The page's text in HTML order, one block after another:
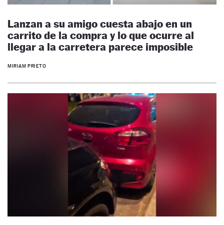
Lanzan a su amigo cuesta abajo en un
carrito de la compra y lo que ocurre al
llegar a la carretera parece imposible
MIRIAM PRIETO